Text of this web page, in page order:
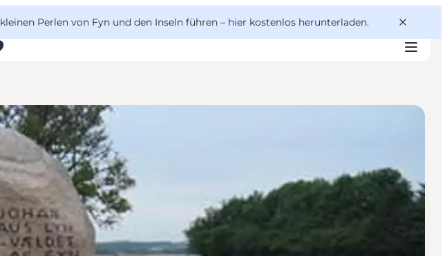
Perlen von Fyn und den Inseln führen – hier kostenlos herunterladen.